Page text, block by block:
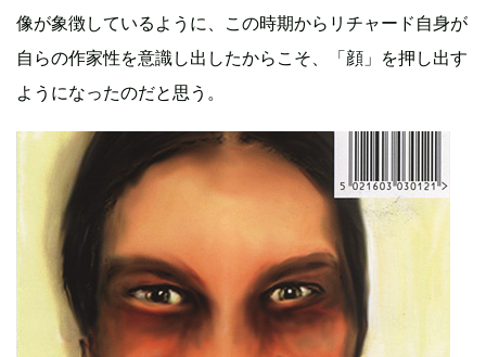
像が象徴しているように、この時期からリチャード自身が
自らの作家性を意識し出したからこそ、「顔」を押し出す
ようになったのだと思う。